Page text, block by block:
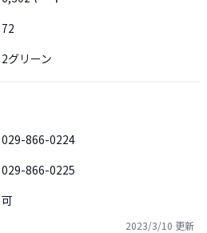
72
2グリーン
029-866-0224
029-866-0225
可
2023/3/10 更新